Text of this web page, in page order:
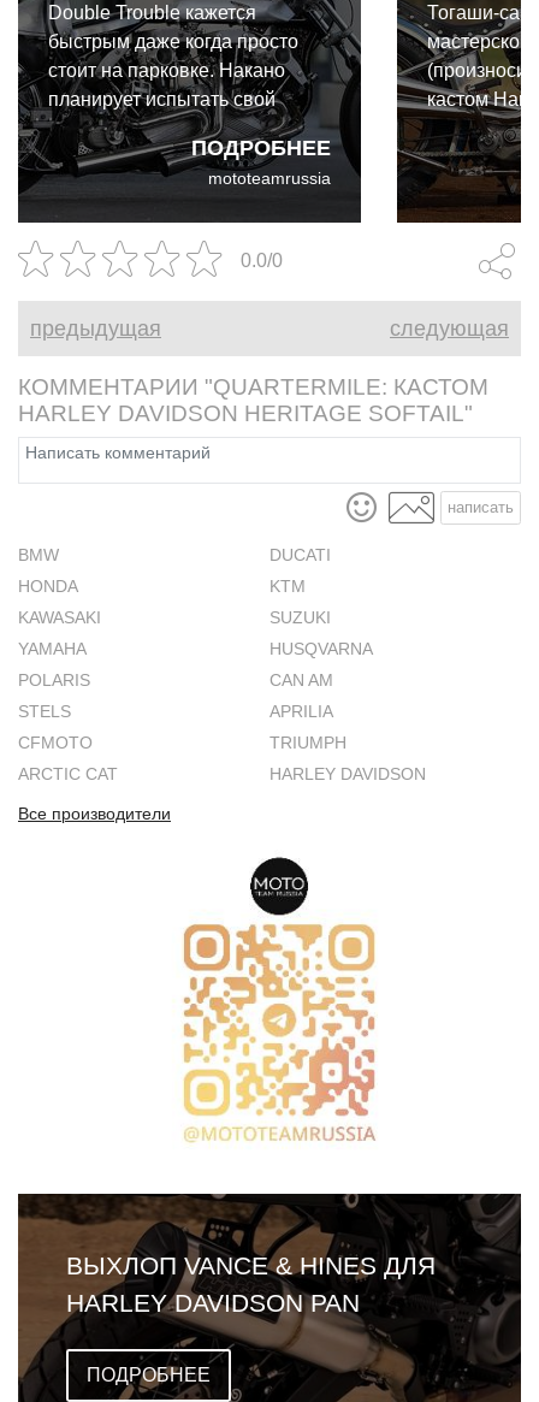
ПОДРОБНЕЕ
Double Trouble кажется
быстрым даже когда просто
стоит на парковке. Накано
планирует испытать свой
новый мотоцикл в реальных
условиях в ближайшие
mototeamrussia
Тогаши-сан
мастерской
кастом
Sportster
звездой
Йокогаме.
0.0/0
предыдущая следующая
КОММЕНТАРИИ "QUARTERMILE: КАСТОМ
HARLEY DAVIDSON HERITAGE SOFTAIL"
написать
BMW
DUCATI
HONDA
KTM
KAWASAKI
SUZUKI
YAMAHA
HUSQVARNA
POLARIS
CAN AM
STELS
APRILIA
CFMOTO
TRIUMPH
ARCTIC CAT
HARLEY DAVIDSON
Все производители
ВЫХЛОП VANCE & HINES ДЛЯ
HARLEY DAVIDSON PAN
AMERICA
ПОДРОБНЕЕ